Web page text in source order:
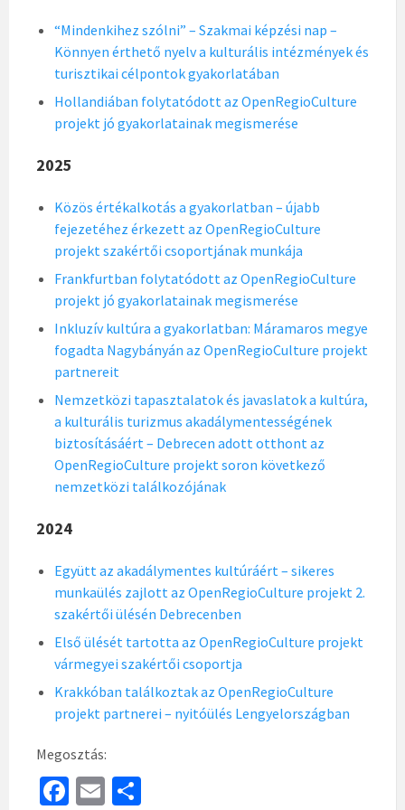
“Mindenkihez szólni” – Szakmai képzési nap –
Könnyen érthető nyelv a kulturális intézmények és
turisztikai célpontok gyakorlatában
Hollandiában folytatódott az OpenRegioCulture
projekt jó gyakorlatainak megismerése
2025
Közös értékalkotás a gyakorlatban – újabb
fejezetéhez érkezett az OpenRegioCulture
projekt szakértői csoportjának munkája
Frankfurtban folytatódott az OpenRegioCulture
projekt jó gyakorlatainak megismerése
Inkluzív kultúra a gyakorlatban: Máramaros megye
fogadta Nagybányán az OpenRegioCulture projekt
partnereit
Nemzetközi tapasztalatok és javaslatok a kultúra,
a kulturális turizmus akadálymentességének
biztosításáért – Debrecen adott otthont az
OpenRegioCulture projekt soron következő
nemzetközi találkozójának
2024
Együtt az akadálymentes kultúráért – sikeres
munkaülés zajlott az OpenRegioCulture projekt 2.
szakértői ülésén Debrecenben
Első ülését tartotta az OpenRegioCulture projekt
vármegyei szakértői csoportja
Krakkóban találkoztak az OpenRegioCulture
projekt partnerei – nyitóülés Lengyelországban
Megosztás:
Fa E